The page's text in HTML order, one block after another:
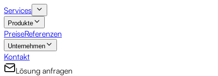
Services
Produkte
PreiseReferenzen
Unternehmen
Kontakt
Lösung anfragen